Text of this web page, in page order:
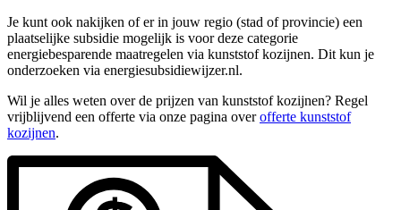
Je kunt ook nakijken of er in jouw regio (stad of provincie) een
plaatselijke subsidie mogelijk is voor deze categorie
energiebesparende maatregelen via kunststof kozijnen. Dit kun je
onderzoeken via energiesubsidiewijzer.nl.
Wil je alles weten over de prijzen van kunststof kozijnen? Regel
vrijblijvend een offerte via onze pagina overofferte kunststof
kozijnen.